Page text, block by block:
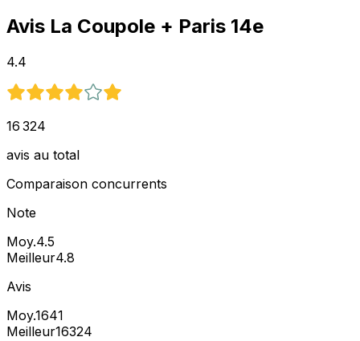
Avis La Coupole + Paris 14e
4.4
16 324
avis au total
Comparaison concurrents
Note
Moy.4.5
Meilleur4.8
Avis
Moy.1641
Meilleur16324